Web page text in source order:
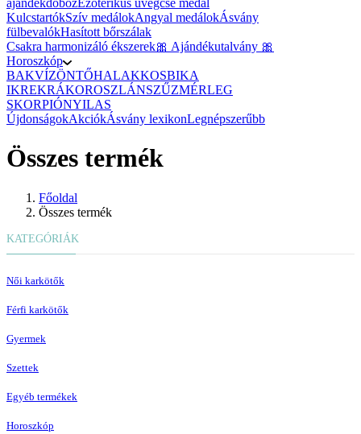
ajándékdobozEzoterikus üvegcse medál
KulcstartókSzív medálokAngyal medálokÁsvány
fülbevalókHasított bőrszálak
Csakra harmonizáló ékszerek🎀 Ajándékutalvány 🎀
Horoszkóp
BAKVÍZÖNTŐHALAKKOSBIKA
IKREKRÁKOROSZLÁNSZŰZMÉRLEG
SKORPIÓNYILAS
ÚjdonságokAkciókÁsvány lexikonLegnépszerűbb
Összes termék
Főoldal
Összes termék
KATEGÓRIÁK
Női karkötők
Férfi karkötők
Gyermek
Szettek
Egyéb termékek
Horoszkóp